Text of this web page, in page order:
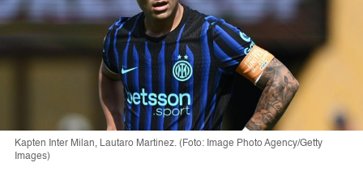
Kapten Inter Milan, Lautaro Martinez. (Foto: Image Photo Agency/Getty
Images)